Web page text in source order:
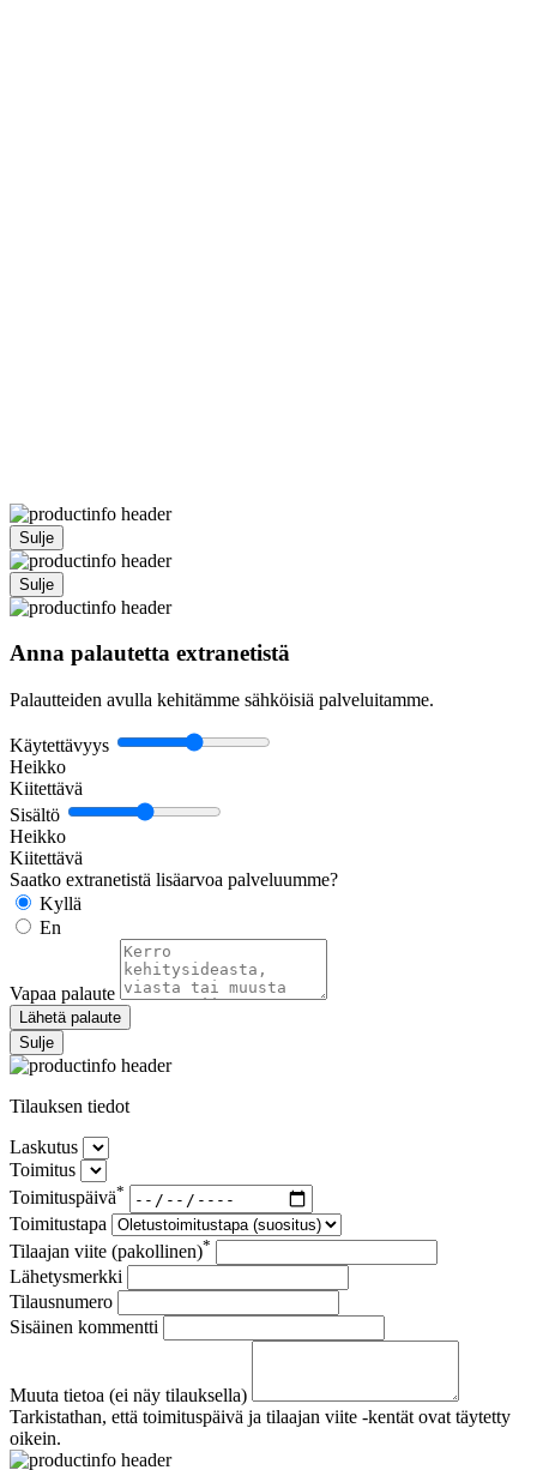
Sulje
Sulje
Anna palautetta extranetistä
Palautteiden avulla kehitämme sähköisiä palveluitamme.
Käytettävyys
Heikko
Kiitettävä
Sisältö
Heikko
Kiitettävä
Saatko extranetistä lisäarvoa palveluumme?
Kyllä
En
Vapaa palaute
Lähetä palaute
Sulje
Tilauksen tiedot
Laskutus
Toimitus
Toimituspäivä*
Toimitustapa
Tilaajan viite (pakollinen)*
Lähetysmerkki
Tilausnumero
Sisäinen kommentti
Muuta tietoa (ei näy tilauksella)
Tarkistathan, että toimituspäivä ja tilaajan viite -kentät ovat täytetty
oikein.